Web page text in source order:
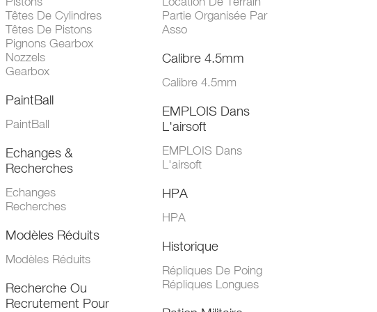
Têtes De Cylindres
Têtes De Pistons
Pignons Gearbox
Nozzels
Gearbox
PaintBall
PaintBall
Echanges &
Recherches
Echanges
Recherches
Modèles Réduits
Modèles Réduits
Recherche Ou
Recrutement Pour
Partie Organisée Par
Asso
Calibre 4.5mm
Calibre 4.5mm
EMPLOIS Dans
L'airsoft
EMPLOIS Dans
L'airsoft
HPA
HPA
Historique
Répliques De Poing
Répliques Longues